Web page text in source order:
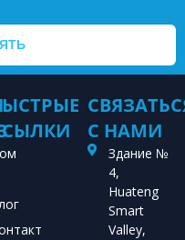
С НАМИ
Здание №
4,
Huateng
Smart
Valley,